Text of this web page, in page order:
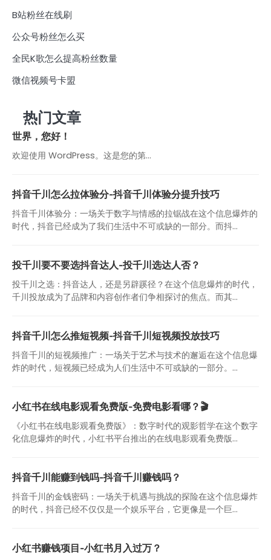
B站粉丝在线刷
公众号粉丝怎么买
全民K歌怎么提高粉丝数量
微信视频号卡盟
热门文章
世界，您好！
欢迎使用 WordPress。这是您的第…
抖音千川怎么拉体验分-抖音千川体验分提升技巧
抖音千川体验分：一场关于数字与情感的拉锯战在这个信息爆炸的
时代，抖音已经成为了我们生活中不可或缺的一部分。而抖...
投千川要不要选抖音达人-投千川选达人否？
投千川之选：抖音达人，还是另辟蹊径？在这个信息爆炸的时代，
千川投放成为了品牌和内容创作者们争相探讨的焦点。而其...
抖音千川怎么推短视频-抖音千川短视频投放技巧
抖音千川的短视频推广：一场关于艺术与技术的邂逅在这个信息爆
炸的时代，短视频已经成为人们生活中不可或缺的一部分。...
小红书在线电影观看免费版-免费电影看哪？🎬
《小红书在线电影观看免费版》：数字时代的观影哲学在这个数字
化信息爆炸的时代，小红书平台推出的在线电影观看免费版...
抖音千川能赚到钱吗-抖音千川赚钱吗？
抖音千川的金钱密码：一场关于机遇与挑战的探险在这个信息爆炸
的时代，抖音已经不仅仅是一个娱乐平台，它更像是一个巨...
小红书赚钱项目-小红书月入过万？